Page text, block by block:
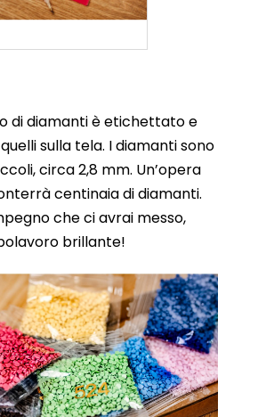
di diamanti è etichettato e
sulla tela. I diamanti sono
circa 2,8 mm. Un’opera
centinaia di diamanti.
che ci avrai messo,
brillante!